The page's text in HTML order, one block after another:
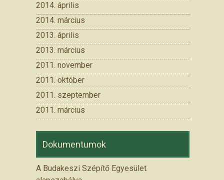
2014. április
2014. március
2013. április
2013. március
2011. november
2011. október
2011. szeptember
2011. március
Dokumentumok
A Budakeszi Szépítő Egyesület